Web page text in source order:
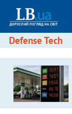
Defense Tech